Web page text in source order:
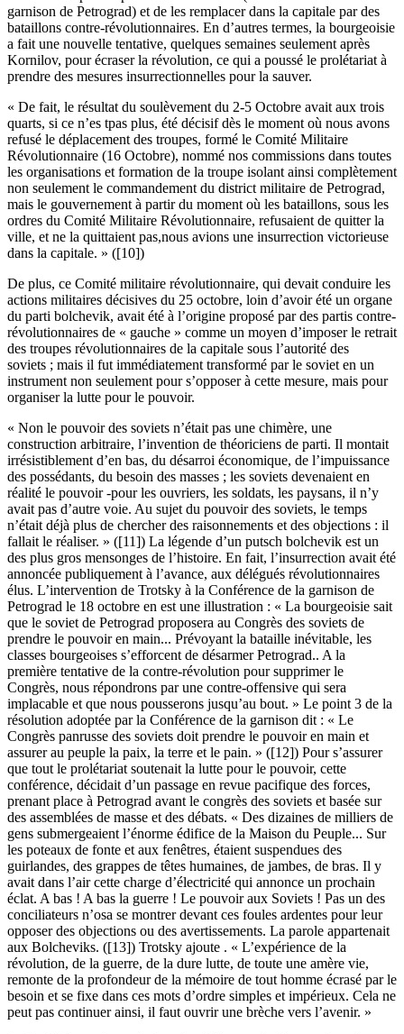
garnison de Petrograd) et de les remplacer dans la capitale par des
bataillons contre-révolutionnaires. En d’autres termes, la bourgeoisie
a fait une nouvelle tentative, quelques semaines seulement après
Kornilov, pour écraser la révolution, ce qui a poussé le prolétariat à
prendre des mesures insurrectionnelles pour la sauver.
« De fait, le résultat du soulèvement du 2-5 Octobre avait aux trois
quarts, si ce n’es tpas plus, été décisif dès le moment où nous avons
refusé le déplacement des troupes, formé le Comité Militaire
Révolutionnaire (16 Octobre), nommé nos commissions dans toutes
les organisations et formation de la troupe isolant ainsi complètement
non seulement le commandement du district militaire de Petrograd,
mais le gouvernement à partir du moment où les bataillons, sous les
ordres du Comité Militaire Révolutionnaire, refusaient de quitter la
ville, et ne la quittaient pas,nous avions une insurrection victorieuse
dans la capitale. » ([10])
De plus, ce Comité militaire révolutionnaire, qui devait conduire les
actions militaires décisives du 25 octobre, loin d’avoir été un organe
du parti bolchevik, avait été à l’origine proposé par des partis contre-
révolutionnaires de « gauche » comme un moyen d’imposer le retrait
des troupes révolutionnaires de la capitale sous l’autorité des
soviets ; mais il fut immédiatement transformé par le soviet en un
instrument non seulement pour s’opposer à cette mesure, mais pour
organiser la lutte pour le pouvoir.
« Non le pouvoir des soviets n’était pas une chimère, une
construction arbitraire, l’invention de théoriciens de parti. Il montait
irrésistiblement d’en bas, du désarroi économique, de l’impuissance
des possédants, du besoin des masses ; les soviets devenaient en
réalité le pouvoir -pour les ouvriers, les soldats, les paysans, il n’y
avait pas d’autre voie. Au sujet du pouvoir des soviets, le temps
n’était déjà plus de chercher des raisonnements et des objections : il
fallait le réaliser. » ([11]) La légende d’un putsch bolchevik est un
des plus gros mensonges de l’histoire. En fait, l’insurrection avait été
annoncée publiquement à l’avance, aux délégués révolutionnaires
élus. L’intervention de Trotsky à la Conférence de la garnison de
Petrograd le 18 octobre en est une illustration : « La bourgeoisie sait
que le soviet de Petrograd proposera au Congrès des soviets de
prendre le pouvoir en main... Prévoyant la bataille inévitable, les
classes bourgeoises s’efforcent de désarmer Petrograd.. A la
première tentative de la contre-révolution pour supprimer le
Congrès, nous répondrons par une contre-offensive qui sera
implacable et que nous pousserons jusqu’au bout. » Le point 3 de la
résolution adoptée par la Conférence de la garnison dit : « Le
Congrès panrusse des soviets doit prendre le pouvoir en main et
assurer au peuple la paix, la terre et le pain. » ([12]) Pour s’assurer
que tout le prolétariat soutenait la lutte pour le pouvoir, cette
conférence, décidait d’un passage en revue pacifique des forces,
prenant place à Petrograd avant le congrès des soviets et basée sur
des assemblées de masse et des débats. « Des dizaines de milliers de
gens submergeaient l’énorme édifice de la Maison du Peuple... Sur
les poteaux de fonte et aux fenêtres, étaient suspendues des
guirlandes, des grappes de têtes humaines, de jambes, de bras. Il y
avait dans l’air cette charge d’électricité qui annonce un prochain
éclat. A bas ! A bas la guerre ! Le pouvoir aux Soviets ! Pas un des
conciliateurs n’osa se montrer devant ces foules ardentes pour leur
opposer des objections ou des avertissements. La parole appartenait
aux Bolcheviks. ([13]) Trotsky ajoute . « L’expérience de la
révolution, de la guerre, de la dure lutte, de toute une amère vie,
remonte de la profondeur de la mémoire de tout homme écrasé par le
besoin et se fixe dans ces mots d’ordre simples et impérieux. Cela ne
peut pas continuer ainsi, il faut ouvrir une brèche vers l’avenir. »